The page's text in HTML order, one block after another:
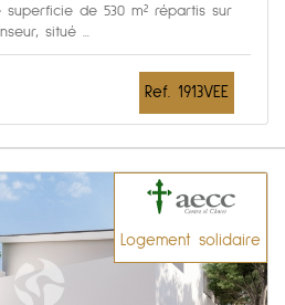
superficie de 530 m² répartis sur
situé ...
Ref. 1913VEE
Logement solidaire